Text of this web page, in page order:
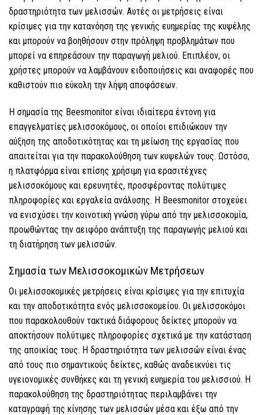
δραστηριότητα των μελισσών. Αυτές οι μετρήσεις είναι
κρίσιμες για την κατανόηση της γενικής ευημερίας της κυψέλης
και μπορούν να βοηθήσουν στην πρόληψη προβλημάτων που
μπορεί να επηρεάσουν την παραγωγή μελιού. Επιπλέον, οι
χρήστες μπορούν να λαμβάνουν ειδοποιήσεις και αναφορές που
καθιστούν πιο εύκολη την λήψη αποφάσεων.
Η σημασία της Beesmonitor είναι ιδιαίτερα έντονη για
επαγγελματίες μελισσοκόμους, οι οποίοι επιδιώκουν την
αύξηση της αποδοτικότητας και τη μείωση της εργασίας που
απαιτείται για την παρακολούθηση των κυψελών τους. Ωστόσο,
η πλατφόρμα είναι επίσης χρήσιμη για ερασιτέχνες
μελισσοκόμους και ερευνητές, προσφέροντας πολύτιμες
πληροφορίες και εργαλεία ανάλυσης. Η Beesmonitor στοχεύει
να ενισχύσει την κοινοτική γνώση γύρω από την μελισσοκομία,
προωθώντας την αειφόρο ανάπτυξη της παραγωγής μελιού και
τη διατήρηση των μελισσών.
Σημασία των Μελισσοκομικών Μετρήσεων
Οι μελισσοκομικές μετρήσεις είναι κρίσιμες για την επιτυχία
και την αποδοτικότητα ενός μελισσοκομείου. Οι μελισσοκόμοι
που παρακολουθούν τακτικά διάφορους δείκτες μπορούν να
αποκτήσουν πολύτιμες πληροφορίες σχετικά με την κατάσταση
της αποικίας τους. Η δραστηριότητα των μελισσών είναι ένας
από τους πιο σημαντικούς δείκτες, καθώς αναδεικνύει τις
υγειονομικές συνθήκες και τη γενική ευημερία του μελισσιού. Η
παρακολούθηση της δραστηριότητας περιλαμβάνει την
καταγραφή της κίνησης των μελισσών μέσα και έξω από την